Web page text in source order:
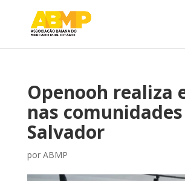
Openooh realiza
nas
Salvador
por ABMP